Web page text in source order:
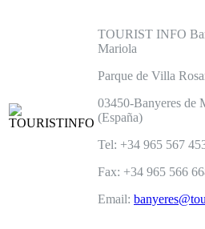
TOURIST INFO
Mariola
Parque de Villa
03450-Banyeres de
(España)
Tel: +34 965 567
Fax: +34 965 566
Email: